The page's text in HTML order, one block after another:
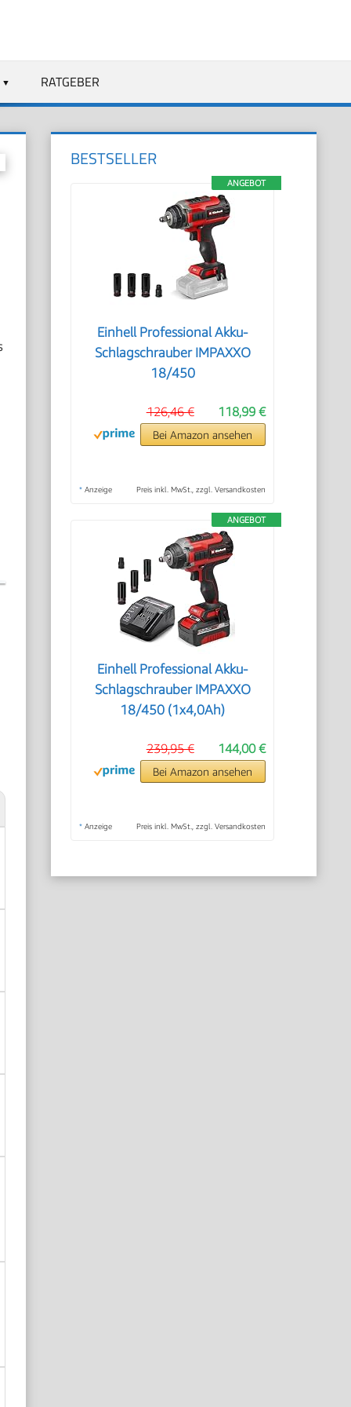
RATGEBER
BESTSELLER
ANGEBOT
Einhell Professional Akku-
Schlagschrauber IMPAXXO
18/450
118,99 €
126,46 €
Bei Amazon ansehen
* Anzeige Preis inkl. MwSt., zzgl. Versandkosten
ANGEBOT
Einhell Professional Akku-
Schlagschrauber IMPAXXO
18/450 (1x4,0Ah)
144,00 €
239,95 €
Bei Amazon ansehen
* Anzeige Preis inkl. MwSt., zzgl. Versandkosten